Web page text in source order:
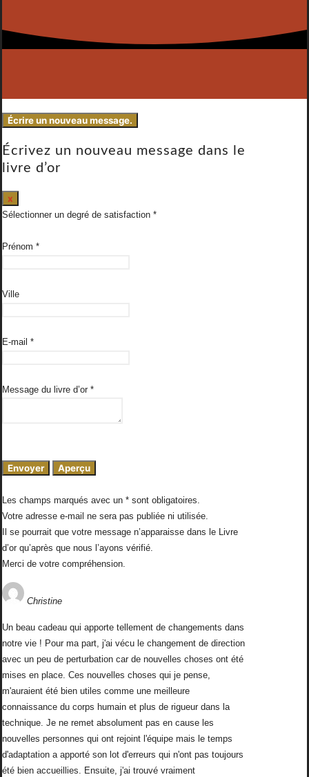
Écrivez un nouveau message dans le
livre d’or
x
ce
formulaire.
Sélectionner un degré de satisfaction
Prénom *
Ville
E-mail *
Message du livre d’or *
Les champs marqués avec un * sont obligatoires.
Votre adresse e-mail ne sera pas publiée ni utilisée.
Il se pourrait que votre message n’apparaisse dans le Livre
d’or qu’après que nous l’ayons vérifié.
Merci de votre compréhension.
Christine
Un beau cadeau qui apporte tellement de changements dans
notre vie ! Pour ma part, j'ai vécu le changement de direction
avec un peu de perturbation car de nouvelles choses ont été
mises en place. Ces nouvelles choses qui je pense,
m'auraient été bien utiles comme une meilleure
connaissance du corps humain et plus de rigueur dans la
technique. Je ne remet absolument pas en cause les
nouvelles personnes qui ont rejoint l'équipe mais le temps
d'adaptation a apporté son lot d'erreurs qui n'ont pas toujours
été bien accueillies. Ensuite, j'ai trouvé vraiment